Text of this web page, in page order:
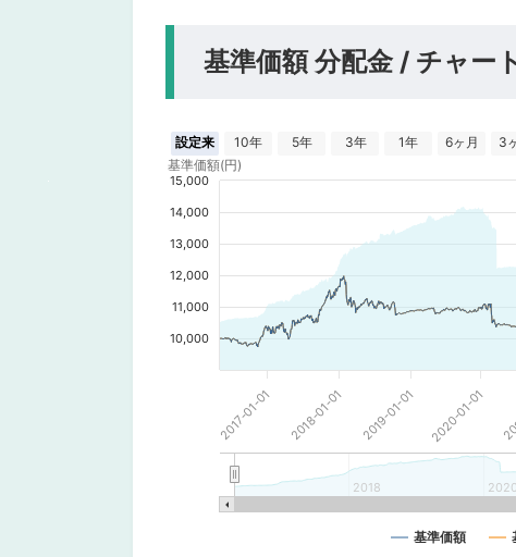
基準価額 分配金 / チャー
設定来 10年 5年 3年 1年 6ヶ月 3
基準価額(円)
基準価額
2017-01-01 2018-01-01 2019-01-01 2020-01-01
2018 2020
10,000
11,000
12,000
13,000
14,000
15,000